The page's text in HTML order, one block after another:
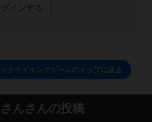
グインする
クテイキングゲームのトップに戻る
さんさんの投稿